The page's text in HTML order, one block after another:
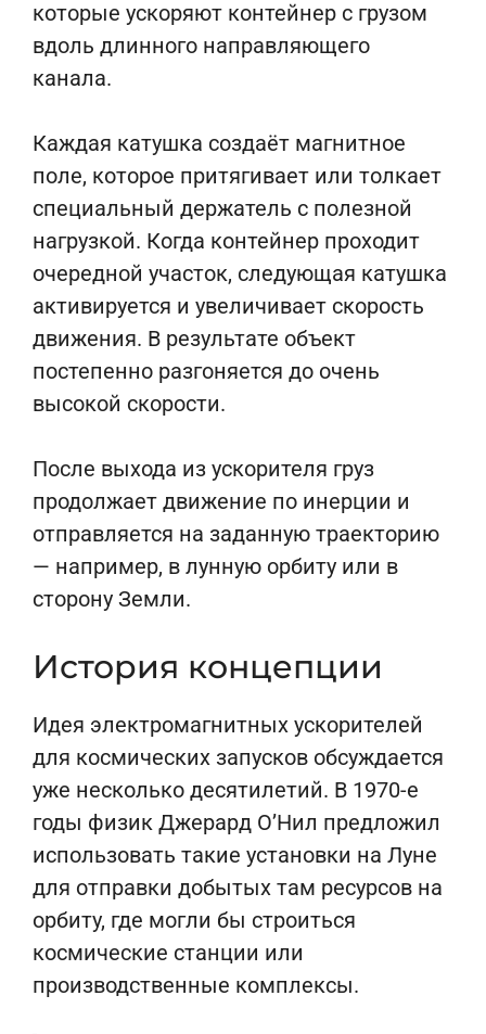
которые ускоряют контейнер с грузом
вдоль длинного направляющего
канала.
Каждая катушка создаёт магнитное
поле, которое притягивает или толкает
специальный держатель с полезной
нагрузкой. Когда контейнер проходит
очередной участок, следующая катушка
активируется и увеличивает скорость
движения. В результате объект
постепенно разгоняется до очень
высокой скорости.
После выхода из ускорителя груз
продолжает движение по инерции и
отправляется на заданную траекторию
— например, в лунную орбиту или в
сторону Земли.
История концепции
Идея электромагнитных ускорителей
для космических запусков обсуждается
уже несколько десятилетий. В 1970-е
годы физик Джерард О’Нил предложил
использовать такие установки на Луне
для отправки добытых там ресурсов на
орбиту, где могли бы строиться
космические станции или
производственные комплексы.